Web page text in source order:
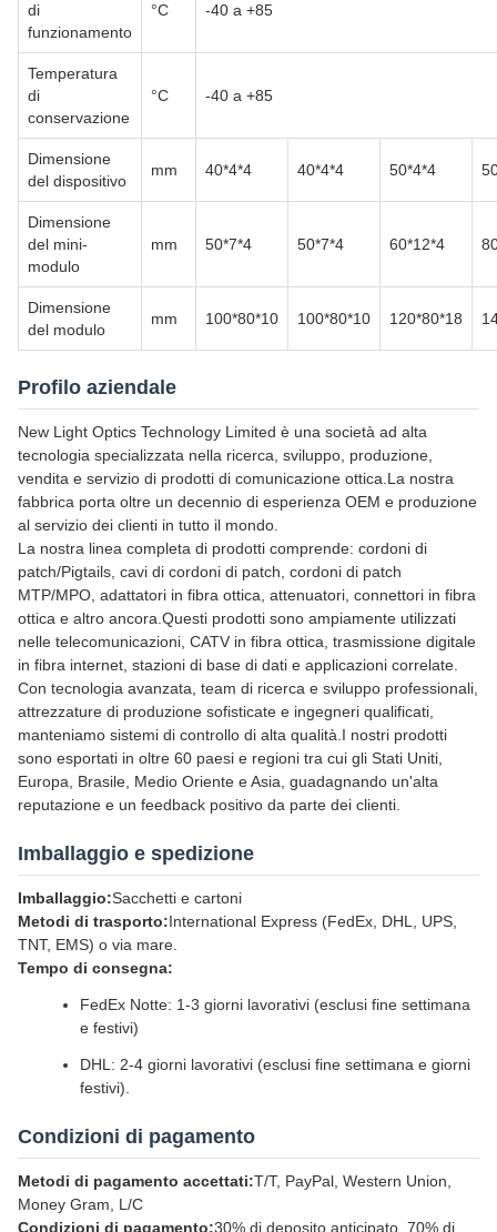
di
funzionamento
°C -40 a +85
Temperatura
di
conservazione
°C -40 a +85
Dimensione
del dispositivo
mm 40*4*4 40*4*4 50*4*4
Dimensione
del mini-
modulo
mm 50*7*4 50*7*4 60*12*4
Dimensione
del modulo
mm 100*80*10 100*80*10 120*80*18
Profilo aziendale
New Light Optics Technology Limited è una società ad alta
tecnologia specializzata nella ricerca, sviluppo, produzione,
vendita e servizio di prodotti di comunicazione ottica.La nostra
fabbrica porta oltre un decennio di esperienza OEM e produzione
al servizio dei clienti in tutto il mondo.
La nostra linea completa di prodotti comprende: cordoni di
patch/Pigtails, cavi di cordoni di patch, cordoni di patch
MTP/MPO, adattatori in fibra ottica, attenuatori, connettori in fibra
ottica e altro ancora.Questi prodotti sono ampiamente utilizzati
nelle telecomunicazioni, CATV in fibra ottica, trasmissione digitale
in fibra internet, stazioni di base di dati e applicazioni correlate.
Con tecnologia avanzata, team di ricerca e sviluppo professionali,
attrezzature di produzione sofisticate e ingegneri qualificati,
manteniamo sistemi di controllo di alta qualità.I nostri prodotti
sono esportati in oltre 60 paesi e regioni tra cui gli Stati Uniti,
Europa, Brasile, Medio Oriente e Asia, guadagnando un'alta
reputazione e un feedback positivo da parte dei clienti.
Imballaggio e spedizione
Imballaggio:Sacchetti e cartoni
Metodi di trasporto:International Express (FedEx, DHL, UPS,
TNT, EMS) o via mare.
Tempo di consegna:
FedEx Notte: 1-3 giorni lavorativi (esclusi fine settimana
e festivi)
DHL: 2-4 giorni lavorativi (esclusi fine settimana e giorni
festivi).
Condizioni di pagamento
Metodi di pagamento accettati:T/T, PayPal, Western Union,
Money Gram, L/C
Condizioni di pagamento:30% di deposito anticipato, 70% di